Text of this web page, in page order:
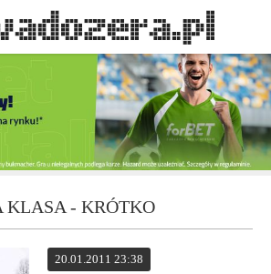
KLASA - KRÓTKO
20.01.2011 23:38